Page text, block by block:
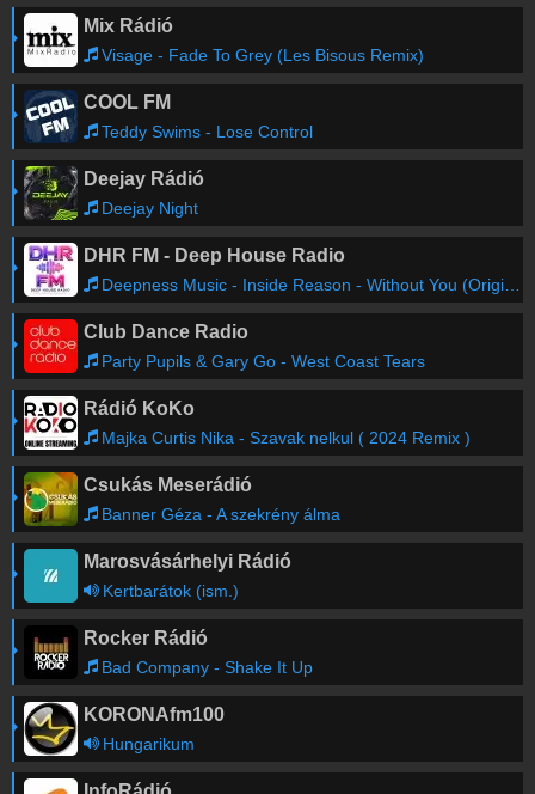
Mix Rádió
Visage - Fade To Grey (Les Bisous Remix)
COOL FM
Teddy Swims - Lose Control
Deejay Rádió
Deejay Night
DHR FM - Deep House Radio
Deepness Music - Inside Reason - Without You (Original Mix)
Club Dance Radio
Party Pupils & Gary Go - West Coast Tears
Rádió KoKo
Majka Curtis Nika - Szavak nelkul ( 2024 Remix )
Csukás Meserádió
Banner Géza - A szekrény álma
Marosvásárhelyi Rádió
Kertbarátok (ism.)
Rocker Rádió
Bad Company - Shake It Up
KORONAfm100
Hungarikum